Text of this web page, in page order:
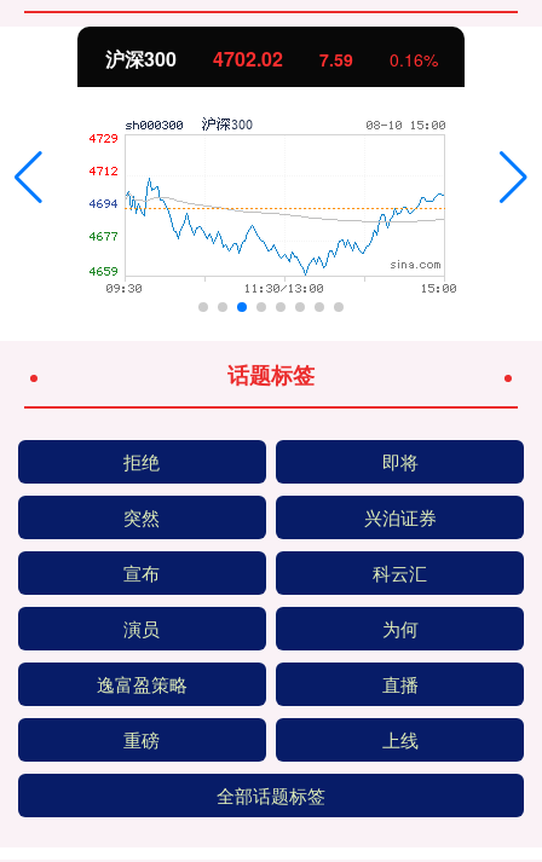
北证50 1122.88 -11.37
话题标签
拒绝 即将
突然 兴泊证券
宣布 科云汇
演员 为何
逸富盈策略 直播
重磅 上线
全部话题标签